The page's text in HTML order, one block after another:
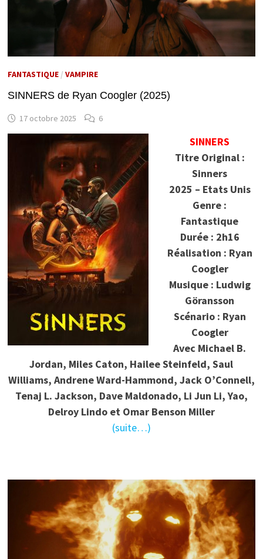
FANTASTIQUE/ VAMPIRE
SINNERS de Ryan Coogler (2025)
17 octobre 2025 6
SINNERS
Titre Original :
Sinners
2025 – Etats Unis
Genre :
Fantastique
Durée : 2h16
Réalisation : Ryan
Coogler
Musique : Ludwig
Göransson
Scénario : Ryan
Coogler
Avec Michael B.
Jordan, Miles Caton, Hailee Steinfeld, Saul
Williams, Andrene Ward-Hammond, Jack O’Connell,
Tenaj L. Jackson, Dave Maldonado, Li Jun Li, Yao,
Delroy Lindo et Omar Benson Miller
(suite…)